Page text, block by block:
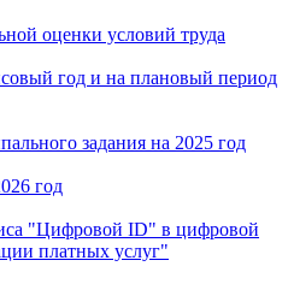
оценки условий труда
год и на плановый период
задания на 2025 год
год
"Цифровой ID" в цифровой
платных услуг"